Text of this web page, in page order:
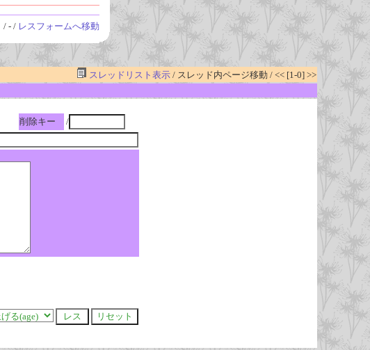
/ - / レスフォームへ移動
スレッドリスト表示/ スレッド内ページ移動 / << [1-0] >>
削除キー
/